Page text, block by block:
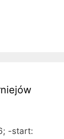
-start: